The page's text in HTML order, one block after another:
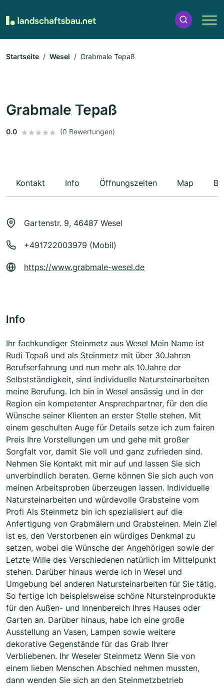
Startseite Wesel Grabmale Tepaß
Grabmale Tepaß
0.0 (0 Bewertungen)
Kontakt Info Öffnungszeiten Map
Gartenstr. 9, 46487 Wesel
+491722003979 (Mobil)
https://www.grabmale-wesel.de
Info
Ihr fachkundiger Steinmetz aus Wesel Mein Name ist
Rudi Tepaß und als Steinmetz mit über 30Jahren
Berufserfahrung und nun mehr als 10Jahre der
Selbstständigkeit, sind individuelle Natursteinarbeiten
meine Berufung. Ich bin in Wesel ansässig und in der
Region ein kompetenter Ansprechpartner, für den die
Wünsche seiner Klienten an erster Stelle stehen. Mit
einem geschulten Auge für Details setze ich zum fairen
Preis Ihre Vorstellungen um und gehe mit großer
Sorgfalt vor, damit Sie voll und ganz zufrieden sind.
Nehmen Sie Kontakt mit mir auf und lassen Sie sich
unverbindlich beraten. Gerne können Sie sich auch von
meinen Arbeitsproben überzeugen lassen. Individuelle
Natursteinarbeiten und würdevolle Grabsteine vom
Profi Als Steinmetz bin ich spezialisiert auf die
Anfertigung von Grabmälern und Grabsteinen. Mein Ziel
ist es, den Verstorbenen ein würdiges Denkmal zu
setzen, wobei die Wünsche der Angehörigen sowie der
Letzte Wille des Verschiedenen natürlich im Mittelpunkt
stehen. Darüber hinaus werde ich in Wesel und
Umgebung bei anderen Natursteinarbeiten für Sie tätig.
So fertige ich beispielsweise schöne Ntursteinprodukte
für den Außen- und Innenbereich Ihres Hauses oder
Garten an. Darüber hinaus, habe ich eine große
Ausstellung an Vasen, Lampen sowie weitere
dekorative Gegenstände für das Grab Ihrer
Verbliebenen. Ihr Weseler Steinmetz Wenn Sie von
einem lieben Menschen Abschied nehmen mussten,
dann wenden Sie sich an den Steinmetzbetrieb